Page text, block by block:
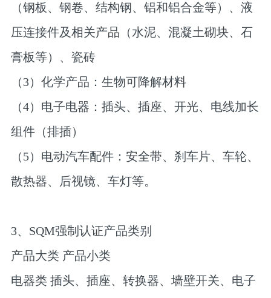
（钢板、钢卷、结构钢、铝和铝合金等）、液
压连接件及相关产品（水泥、混凝土砌块、石
膏板等）、瓷砖
（3）化学产品：生物可降解材料
（4）电子电器：插头、插座、开光、电线加长
组件（排插）
（5）电动汽车配件：安全带、刹车片、车轮、
散热器、后视镜、车灯等。
3、SQM强制认证产品类别
产品大类 产品小类
电器类 插头、插座、转换器、墙壁开关、电子